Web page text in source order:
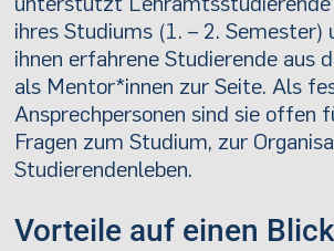
ihres Studiums (1. – 2. Semester)
ihnen erfahrene Studierende aus
als Mentor*innen zur Seite. Als
Ansprechpersonen sind sie offen
Fragen zum Studium, zur
Studierendenleben.
Vorteile auf einen Blick